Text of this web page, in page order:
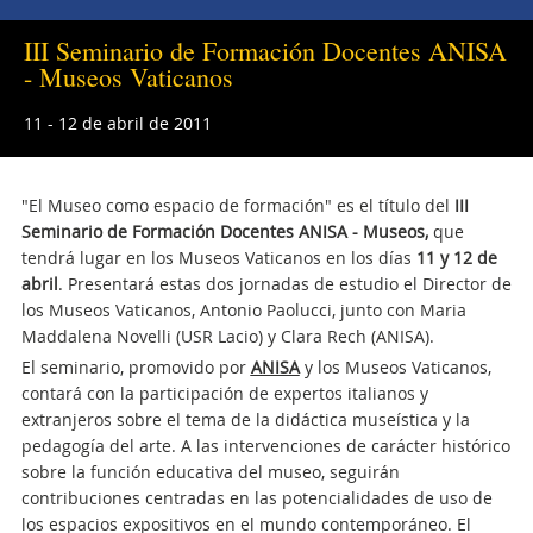
III Seminario de Formación Docentes ANISA
- Museos Vaticanos
11 - 12 de abril de 2011
"El Museo como espacio de formación" es el título del III
Seminario de Formación Docentes ANISA - Museos, que
tendrá lugar en los Museos Vaticanos en los días 11 y 12 de
abril. Presentará estas dos jornadas de estudio el Director de
los Museos Vaticanos, Antonio Paolucci, junto con Maria
Maddalena Novelli (USR Lacio) y Clara Rech (ANISA).
El seminario, promovido por ANISAy los Museos Vaticanos,
contará con la participación de expertos italianos y
extranjeros sobre el tema de la didáctica museística y la
pedagogía del arte. A las intervenciones de carácter histórico
sobre la función educativa del museo, seguirán
contribuciones centradas en las potencialidades de uso de
los espacios expositivos en el mundo contemporáneo. El